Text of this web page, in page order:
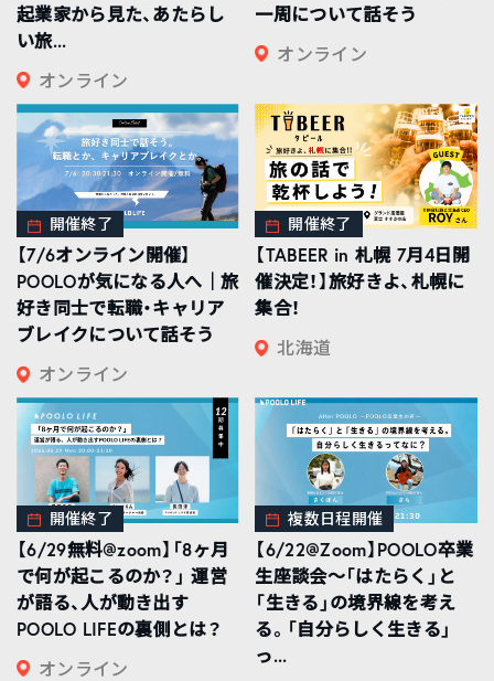
起業家から見た、あたらし
い旅...
オンライン
一周について話そう
オンライン
開催終了
【7/6オンライン開催】
POOLOが気になる人へ｜旅
好き同士で転職・キャリア
ブレイクについて話そう
オンライン
開催終了
【TABEER in 札幌 7月4日開
催決定！】旅好きよ、札幌に
集合！
北海道
開催終了
【6/29無料@zoom】「8ヶ月
で何が起こるのか？」 運営
が語る、人が動き出す
POOLO LIFEの裏側とは？
オンライン
複数日程開催
【6/22@Zoom】POOLO卒業
生座談会〜「はたらく」と
「生きる」の境界線を考え
る。「自分らしく生きる」
っ...